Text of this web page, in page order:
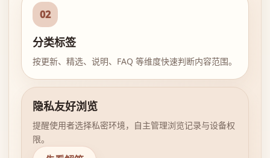
02
分类标签
按更新、精选、说明、FAQ 等维度快速判断内容范围。
隐私友好浏览
提醒使用者选择私密环境，自主管理浏览记录与设备权
限。